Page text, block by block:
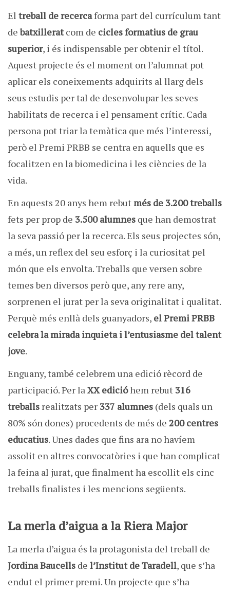
El treball de recercaforma part del currículum tant
debatxilleratcom de cicles formatius de grau
superior, i és indispensable per obtenir el títol.
Aquest projecte és el moment on l’alumnat pot
aplicar els coneixements adquirits al llarg dels
seus estudis per tal de desenvolupar les seves
habilitats de recerca i el pensament crític. Cada
persona pot triar la temàtica que més l’interessi,
però el Premi PRBB se centra en aquells que es
focalitzen en la biomedicina i les ciències de la
vida.
En aquests 20 anys hem rebutmés de 3.200 treballs
fets per prop de 3.500 alumnes que han demostrat
la seva passió per la recerca. Els seus projectes són,
a més, un reflex del seu esforç i la curiositat pel
món que els envolta. Treballs que versen sobre
temes ben diversos però que, any rere any,
sorprenen el jurat per la seva originalitat i qualitat.
Perquè més enllà dels guanyadors, el Premi PRBB
celebra la mirada inquieta i l’entusiasme del talent
jove.
Enguany, també celebrem una edició rècord de
participació. Per laXX edicióhem rebut 316
treballs realitzats per 337 alumnes (dels quals un
80% són dones) procedents de més de 200 centres
educatius. Unes dades que fins ara no havíem
assolit en altres convocatòries i que han complicat
la feina al jurat, que finalment ha escollit els cinc
treballs finalistes i les mencions següents.
La merla d’aigua a la Riera Major
La merla d’aigua és la protagonista del treball de
Jordina Baucells de l’Institut de Taradell, que s’ha
endut el primer premi. Un projecte que s’ha